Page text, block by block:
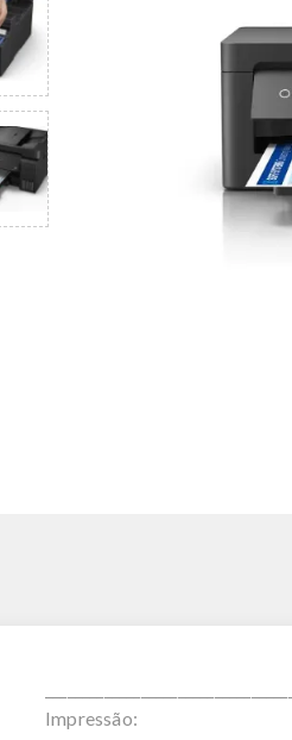
Impressão: